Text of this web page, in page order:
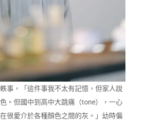
事，「這件事我不太有記憶，但家人說
。但國中到高中大跳痛（tone），一心
很愛介於各種顏色之間的灰。」幼時偏